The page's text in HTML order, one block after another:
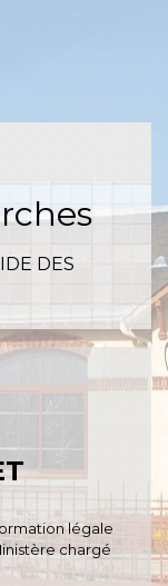
DES
légale
chargé